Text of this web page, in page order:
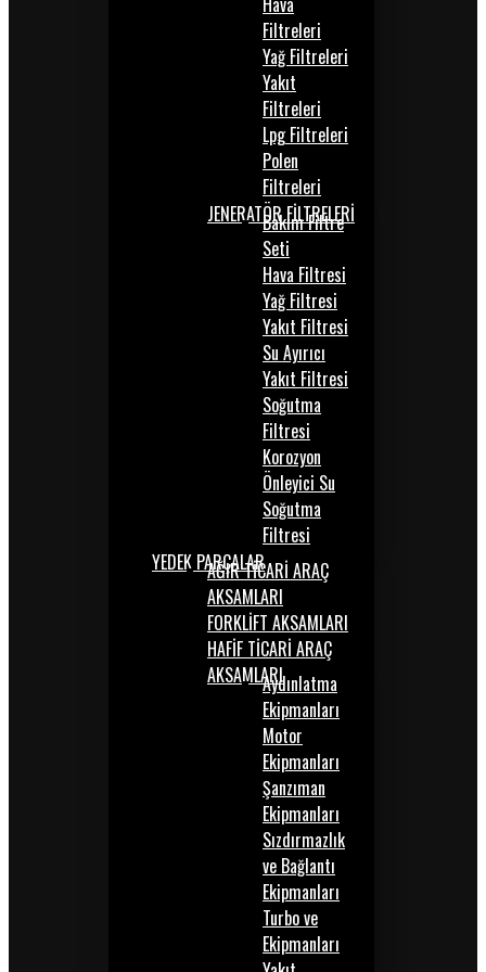
Filtreleri
Yağ Filtreleri
Yakıt
Filtreleri
Lpg Filtreleri
Polen
Filtreleri
JENERATÖR FİLTRELERİ
Bakım Filtre
Seti
Hava Filtresi
Yağ Filtresi
Yakıt Filtresi
Su Ayırıcı
Yakıt Filtresi
Soğutma
Filtresi
Korozyon
Önleyici Su
Soğutma
Filtresi
YEDEK PARÇALARAĞIR TİCARİ ARAÇ
AKSAMLARI
FORKLİFT AKSAMLARI
HAFİF TİCARİ ARAÇ
AKSAMLARIAydınlatma
Ekipmanları
Motor
Ekipmanları
Şanzıman
Ekipmanları
Sızdırmazlık
ve Bağlantı
Ekipmanları
Turbo ve
Ekipmanları